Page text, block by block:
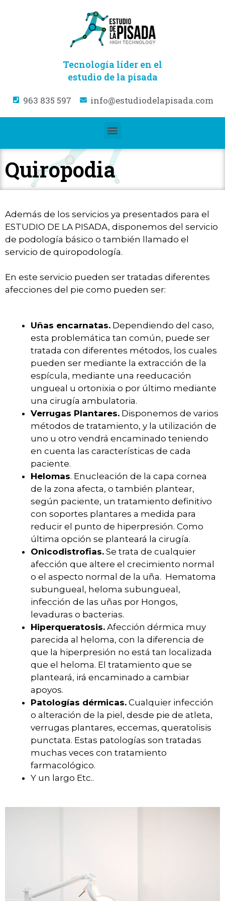
Tecnología líder en el
estudio de la pisada
963 835 597 info@estudiodelapisada.com
Quiropodia
Además de los servicios ya presentados para el
ESTUDIO DE LA PISADA, disponemos del servicio
de podología básico o también llamado el
servicio de quiropodología.
En este servicio pueden ser tratadas diferentes
afecciones del pie como pueden ser:
Uñas encarnatas. Dependiendo del caso,
esta problemática tan común, puede ser
tratada con diferentes métodos, los cuales
pueden ser mediante la extracción de la
espícula, mediante una reeducación
ungueal u ortonixia o por último mediante
una cirugía ambulatoria.
Verrugas Plantares. Disponemos de varios
métodos de tratamiento, y la utilización de
uno u otro vendrá encaminado teniendo
en cuenta las características de cada
paciente.
Helomas. Enucleación de la capa cornea
de la zona afecta, o también plantear,
según paciente, un tratamiento definitivo
con soportes plantares a medida para
reducir el punto de hiperpresión. Como
última opción se planteará la cirugía.
Onicodistrofias. Se trata de cualquier
afección que altere el crecimiento normal
o el aspecto normal de la uña. Hematoma
subungueal, heloma subungueal,
infección de las uñas por Hongos,
levaduras o bacterias.
Hiperqueratosis. Afección dérmica muy
parecida al heloma, con la diferencia de
que la hiperpresión no está tan localizada
que el heloma. El tratamiento que se
planteará, irá encaminado a cambiar
apoyos.
Patologías dérmicas. Cualquier infección
o alteración de la piel, desde pie de atleta,
verrugas plantares, eccemas, queratolisis
punctata. Estas patologías son tratadas
muchas veces con tratamiento
farmacológico.
Y un largo Etc..